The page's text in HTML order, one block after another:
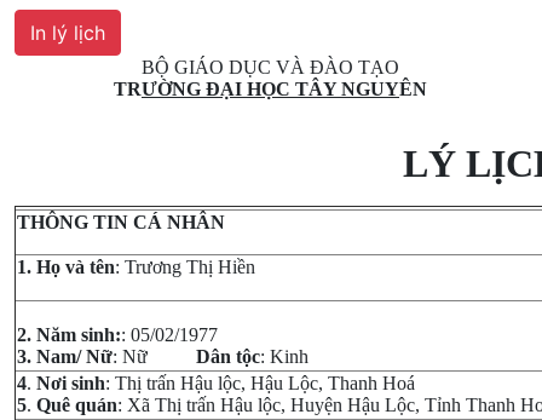
BỘ GIÁO DỤC VÀ ĐÀO TẠO
TRƯỜNG ĐẠI HỌC TÂY NGUYÊN
LÝ
THÔNG TIN CÁ NHÂN
1. Họ và tên: Trương Thị Hiền
2. Năm sinh:: 05/02/1977
3. Nam/ Nữ: Nữ Dân tộc: Kinh
4. Nơi sinh: Thị trấn Hậu lộc, Hậu Lộc, Thanh Hoá
5. Quê quán: Xã Thị trấn Hậu lộc, Huyện Hậu Lộc, Tỉnh Thanh